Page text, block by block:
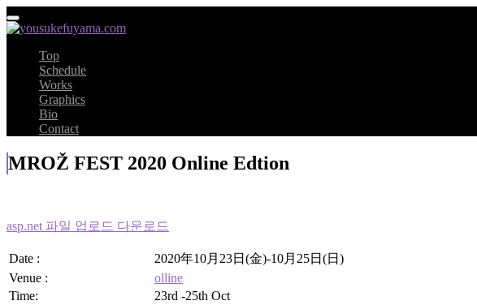
Top
Schedule
Works
Graphics
Bio
Contact
MROŽ FEST 2020 Online Edtion
asp.net 파일 업로드 다운로드
Date :
2020年10月23日(金)-10月25日(日)
Venue :
olline
Time:
23rd -25th Oct